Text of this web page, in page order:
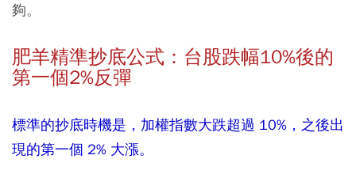
夠。
肥羊精準抄底公式：台股跌幅10%後的
第一個2%反彈
標準的抄底時機是，加權指數大跌超過 10%，之後出
現的第一個 2% 大漲。